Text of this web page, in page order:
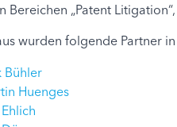
Bereichen „Patent
wurden folgende Partner
Bühler
Huenges